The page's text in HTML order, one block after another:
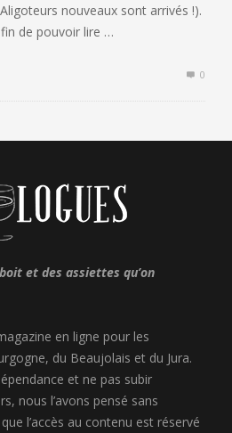
nouveaux sont arrivés !).
de pouvoir lire …
0
et des assiettes qu’on
en ligne pour les
du Beaujolais et du Jura.
et ne pas subir
nous l’avons pensé sans
l’accès au contenu est réservé